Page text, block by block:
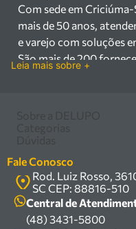
Com sede em Criciúma-
mais de 50 anos,
e varejo com soluções
São mais de 200
equipamentos
Criciúma – SC,
setores industrial e
produtos à pronta
Trabalhamos com mais
um estoque com mais de
Leia mais sobre +
Marcas
Política de privacidade
Política de entrega
Termos e condições
Serra circular
Compressor
Caixa Organizadora
Carrinho Armazém
Como comprar
Central de ajuda
Troca, devolução e
Fale Conosco
Rod. Luiz Rosso,
SC CEP: 88816-510
Central de
(48) 3431-5800